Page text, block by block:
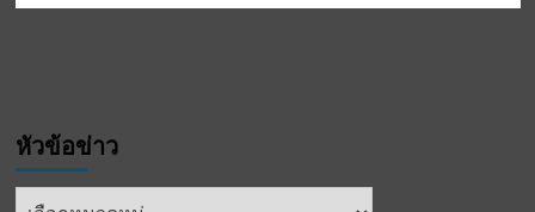
หัวข้อข่าว
หัวข้อ